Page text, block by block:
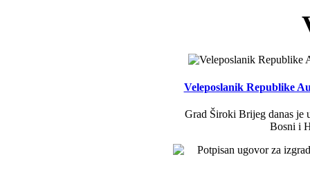
Veleposlanik Republike
Grad Široki Brijeg danas je
Bosni i